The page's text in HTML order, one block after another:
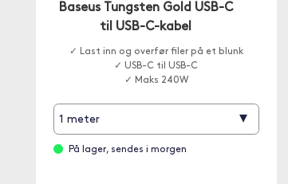
Baseus Tungsten Gold USB-C
til USB-C-kabel
✓ Last inn og overfør filer på et blunk
✓ USB-C til USB-C
✓ Maks 240W
1 meter ▾
På lager, sendes i morgen